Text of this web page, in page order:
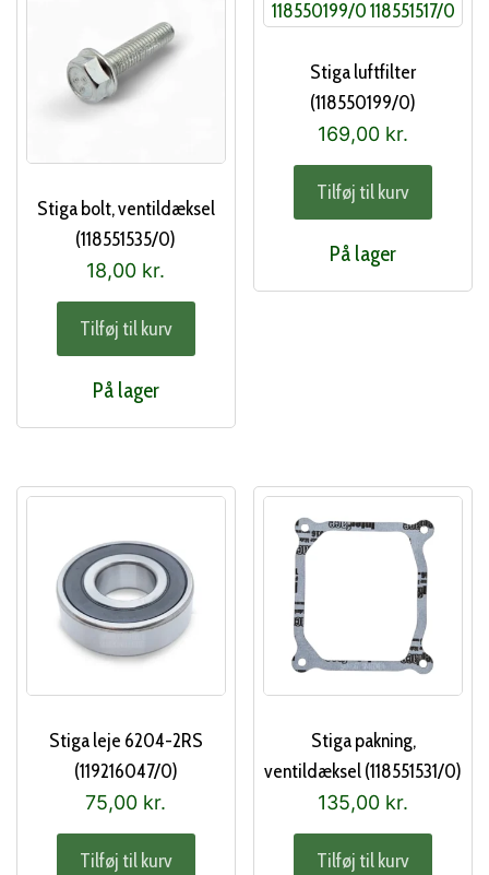
Stiga bolt, ventildæksel
(118551535/0)
18,00 kr.
Tilføj til kurv
På lager
Stiga luftfilter
(118550199/0)
169,00 kr.
Tilføj til kurv
På lager
Stiga leje 6204-2RS
(119216047/0)
75,00 kr.
Tilføj til kurv
Stiga pakning,
ventildæksel (118551531/0)
135,00 kr.
Tilføj til kurv